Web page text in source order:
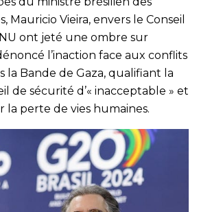
Mauricio Vieira, envers le Conseil
ont jeté une ombre sur
l’inaction face aux conflits
la Bande de Gaza, qualifiant la
de sécurité d’« inacceptable » et
la perte de vies humaines.